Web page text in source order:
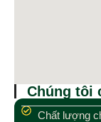
Chúng tôi
Chất lượng